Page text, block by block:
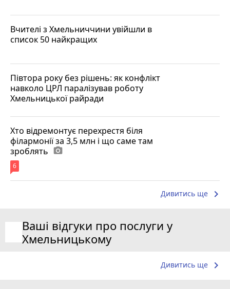
Вчителі з Хмельниччини увійшли в
список 50 найкращих
Півтора року без рішень: як конфлікт
навколо ЦРЛ паралізував роботу
Хмельницької райради
Хто відремонтує перехрестя біля
філармонії за 3,5 млн і що саме там
зроблять photo_camera
6
Дивитись ще keyboard_arrow_right
Ваші відгуки про послуги у
Хмельницькому
Дивитись ще keyboard_arrow_right